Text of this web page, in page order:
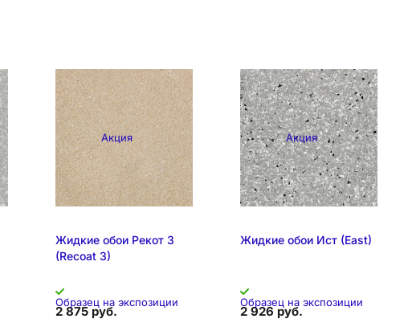
Акция
Образец на экспозиции
Жидкие обои Рекот 3
(Recoat 3)
2 875 руб.
Акция
Образец на экспозиции
Жидкие обои Иcт (East)
2 926 руб.